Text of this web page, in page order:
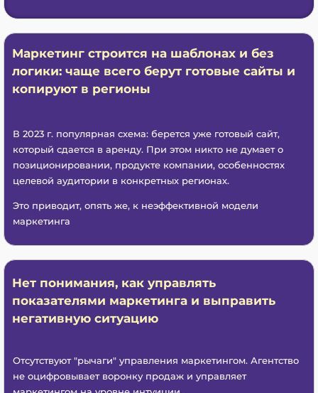
Маркетинг строится на шаблонах и без
логики: чаще всего берут готовые сайты и
копируют в регионы
В 2023 г. популярная схема: берется уже готовый сайт,
который сдается в аренду. При этом никто не думает о
позиционировании, продукте компании, особенностях
целевой аудитории в конкретных регионах.
Это приводит, опять же, к неэффективной модели
маркетинга
Нет понимания, как управлять
показателями маркетинга и выправить
негативную ситуацию
Отсутствуют "рычаги" управления маркетингом. Агентство
не оцифровывает воронку продаж и управляет